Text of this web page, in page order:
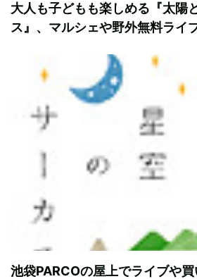
大人も子どもも楽しめる『太陽
ス』、マルシェや野外無料ライ
池袋PARCOの屋上でライブや